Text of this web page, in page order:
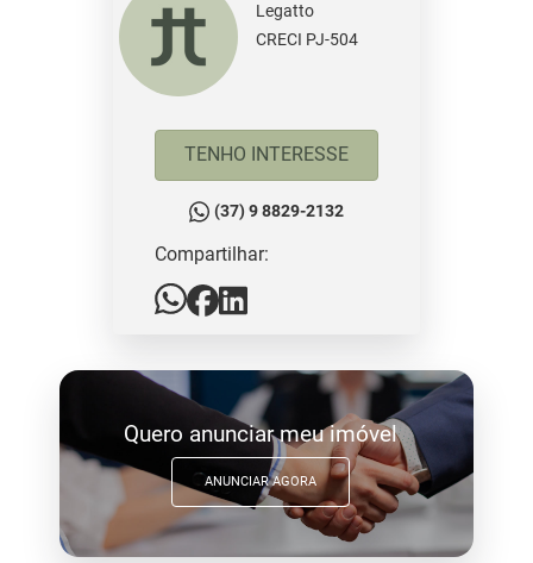
Legatto
CRECI PJ-504
TENHO INTERESSE
(37) 9 8829-2132
Compartilhar:
Quero anunciar meu imóvel
ANUNCIAR AGORA